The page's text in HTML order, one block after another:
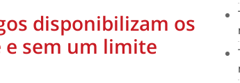
disponibilizam os
sem um limite